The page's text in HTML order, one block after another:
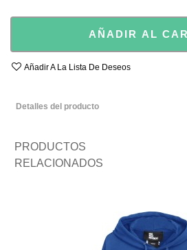
AÑADIR AL
Añadir A La Lista De Deseos
Detalles del producto
PRODUCTOS
RELACIONADOS